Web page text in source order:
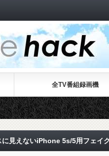
全TV番組録画機
見えないiPhone 5s/5用フェイ